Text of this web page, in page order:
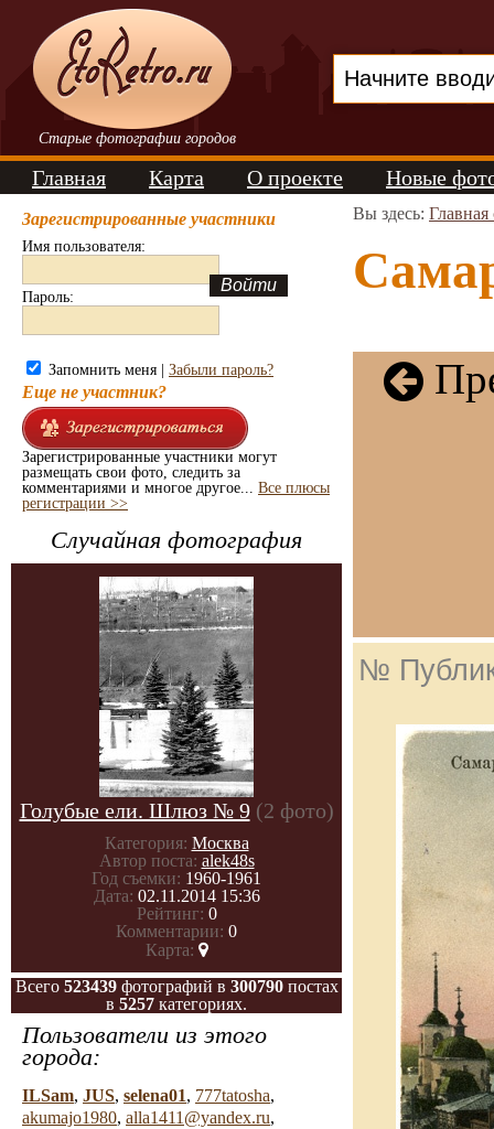
Старые фотографии городов
Главная Карта О проекте Новые
Зарегистрированные участники
Имя пользователя:
Пароль:
Запомнить меня | Забыли пароль?
Еще не участник?
Зарегистрированные участники могут
размещать свои фото, следить за
комментариями и многое другое... Все плюсы
регистрации >>
Случайная фотография
Голубые ели. Шлюз № 9 (2 фото)
Категория: Москва
Автор поста: alek48s
Год съемки: 1960-1961
Дата: 02.11.2014 15:36
Рейтинг: 0
Комментарии: 0
Карта:
Всего 523439фотографий в 300790постах
в 5257 категориях.
Пользователи из этого
города:
ILSam, JUS, selena01, 777tatosha,
akumajo1980, alla1411@yandex.ru,
Вы здесь: Главная
№